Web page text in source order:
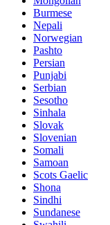
Burmese
Nepali
Norwegian
Pashto
Persian
Punjabi
Serbian
Sesotho
Sinhala
Slovak
Slovenian
Somali
Samoan
Scots Gaelic
Shona
Sindhi
Sundanese